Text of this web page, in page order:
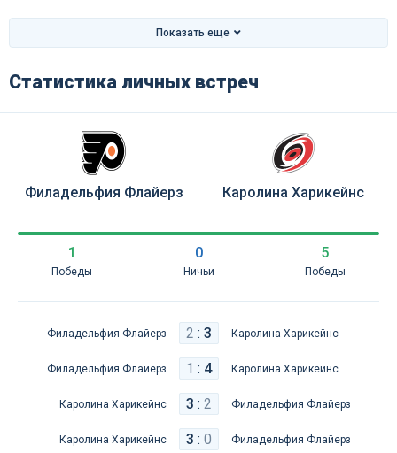
Показать еще
Статистика личных встреч
Филадельфия Флайерз
1
Победы
0
Ничьи
5
Победы
Каролина Харикейнс
Филадельфия Флайерз 2 : 3 Каролина Харикейнс
Филадельфия Флайерз 1 : 4 Каролина Харикейнс
Каролина Харикейнс 3 : 2 Филадельфия Флайерз
Каролина Харикейнс 3 : 0 Филадельфия Флайерз